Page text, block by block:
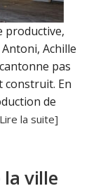
productive,
Achille
pas
construit. En
de
la suite]
la ville